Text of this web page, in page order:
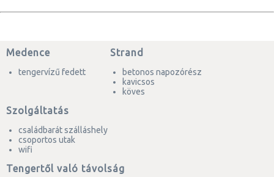
Medence
tengervízű fedett
Strand
betonos napozórész
kavicsos
köves
Szolgáltatás
családbarát szálláshely
csoportos utak
wifi
Tengertől való távolság